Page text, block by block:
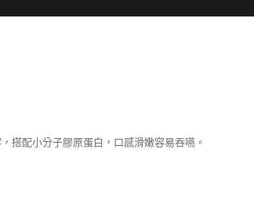
搭配小分子膠原蛋白，口感滑嫩容易吞嚥。